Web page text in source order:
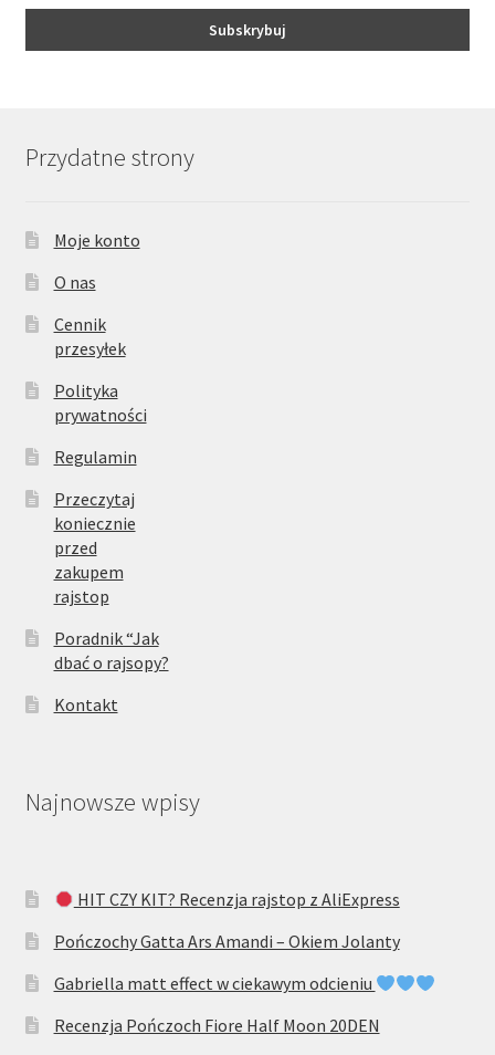
Przydatne strony
Moje konto
O nas
Cennik
przesyłek
Polityka
prywatności
Regulamin
Przeczytaj
koniecznie
przed
zakupem
rajstop
Poradnik “Jak
dbać o rajsopy?
Kontakt
Najnowsze wpisy
HIT CZY KIT? Recenzja rajstop z AliExpress
Pończochy Gatta Ars Amandi – Okiem Jolanty
Gabriella matt effect w ciekawym odcieniu
Recenzja Pończoch Fiore Half Moon 20DEN